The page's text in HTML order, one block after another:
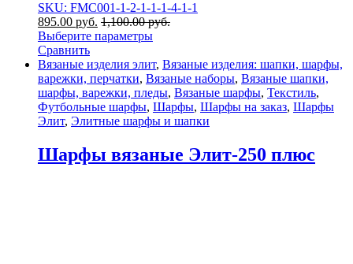
SKU: FMC001-1-2-1-1-1-4-1-1
895.00 руб. 1,100.00руб.
Выберите параметры
Сравнить
Вязаные изделия элит, Вязаные изделия: шапки, шарфы,
варежки, перчатки, Вязаные наборы, Вязаные шапки,
шарфы, варежки, пледы, Вязаные шарфы, Текстиль,
Футбольные шарфы, Шарфы, Шарфы на заказ, Шарфы
Элит, Элитные шарфы и шапки
Шарфы вязаные Элит-250 плюс